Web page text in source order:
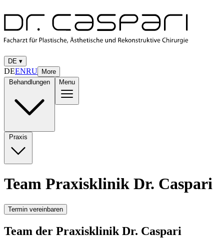
DE ▾
DEENRU
More
Menu
Team Praxisklinik Dr. Caspari
Termin vereinbaren
Team der Praxisklinik Dr. Caspari